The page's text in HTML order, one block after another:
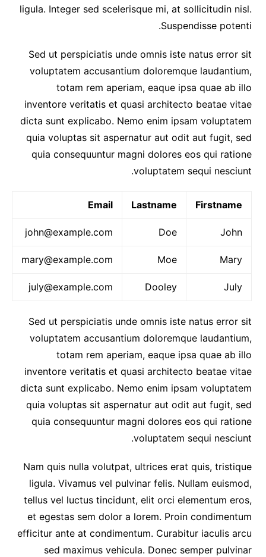
ligula. Integer sed scelerisque mi, at sollicitudin nisl.
Suspendisse potenti.
Sed ut perspiciatis unde omnis iste natus error sit
voluptatem accusantium doloremque laudantium,
totam rem aperiam, eaque ipsa quae ab illo
inventore veritatis et quasi architecto beatae vitae
dicta sunt explicabo. Nemo enim ipsam voluptatem
quia voluptas sit aspernatur aut odit aut fugit, sed
quia consequuntur magni dolores eos qui ratione
voluptatem sequi nesciunt.
Firstname
Lastname
Email
John
Doe
john@example.com
Mary
Moe
mary@example.com
July
Dooley
july@example.com
Sed ut perspiciatis unde omnis iste natus error sit
voluptatem accusantium doloremque laudantium,
totam rem aperiam, eaque ipsa quae ab illo
inventore veritatis et quasi architecto beatae vitae
dicta sunt explicabo. Nemo enim ipsam voluptatem
quia voluptas sit aspernatur aut odit aut fugit, sed
quia consequuntur magni dolores eos qui ratione
voluptatem sequi nesciunt.
Nam quis nulla volutpat, ultrices erat quis, tristique
ligula. Vivamus vel pulvinar felis. Nullam euismod,
tellus vel luctus tincidunt, elit orci elementum eros,
et egestas sem dolor a lorem. Proin condimentum
efficitur ante at condimentum. Curabitur iaculis arcu
sed maximus vehicula. Donec semper pulvinar